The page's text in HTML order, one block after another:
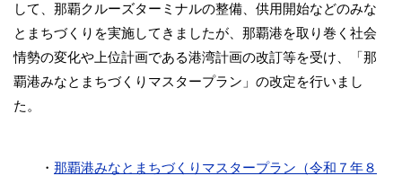
して、那覇クルーズターミナルの整備、供用開始などのみな
とまちづくりを実施してきましたが、那覇港を取り巻く社会
情勢の変化や上位計画である港湾計画の改訂等を受け、「那
覇港みなとまちづくりマスタープラン」の改定を行いまし
た。
・ 那覇港みなとまちづくりマスタープラン（令和７年８